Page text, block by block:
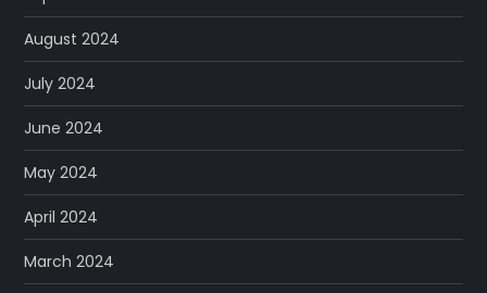
August 2024
July 2024
June 2024
May 2024
April 2024
March 2024